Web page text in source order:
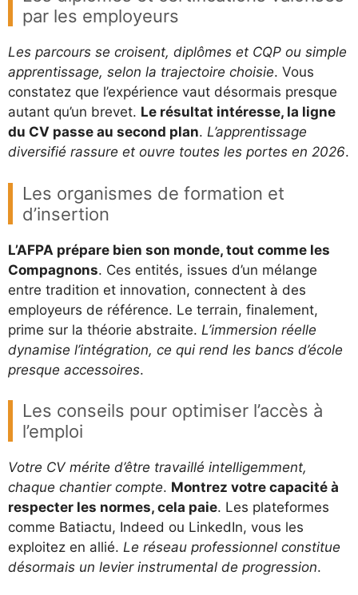
par les employeurs
Les parcours se croisent, diplômes et CQP ou simple
apprentissage, selon la trajectoire choisie. Vous
constatez que l’expérience vaut désormais presque
autant qu’un brevet. Le résultat intéresse, la ligne
du CV passe au second plan. L’apprentissage
diversifié rassure et ouvre toutes les portes en 2026.
Les organismes de formation et
d’insertion
L’AFPA prépare bien son monde, tout comme les
Compagnons. Ces entités, issues d’un mélange
entre tradition et innovation, connectent à des
employeurs de référence. Le terrain, finalement,
prime sur la théorie abstraite. L’immersion réelle
dynamise l’intégration, ce qui rend les bancs d’école
presque accessoires.
Les conseils pour optimiser l’accès à
l’emploi
Votre CV mérite d’être travaillé intelligemment,
chaque chantier compte. Montrez votre capacité à
respecter les normes, cela paie. Les plateformes
comme Batiactu, Indeed ou LinkedIn, vous les
exploitez en allié. Le réseau professionnel constitue
désormais un levier instrumental de progression.